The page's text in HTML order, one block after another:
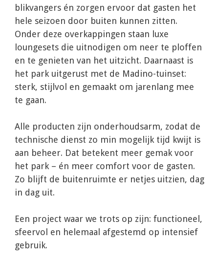
blikvangers én zorgen ervoor dat gasten het
hele seizoen door buiten kunnen zitten.
Onder deze overkappingen staan luxe
loungesets die uitnodigen om neer te ploffen
en te genieten van het uitzicht. Daarnaast is
het park uitgerust met de Madino-tuinset:
sterk, stijlvol en gemaakt om jarenlang mee
te gaan.
Alle producten zijn onderhoudsarm, zodat de
technische dienst zo min mogelijk tijd kwijt is
aan beheer. Dat betekent meer gemak voor
het park – én meer comfort voor de gasten.
Zo blijft de buitenruimte er netjes uitzien, dag
in dag uit.
Een project waar we trots op zijn: functioneel,
sfeervol en helemaal afgestemd op intensief
gebruik.